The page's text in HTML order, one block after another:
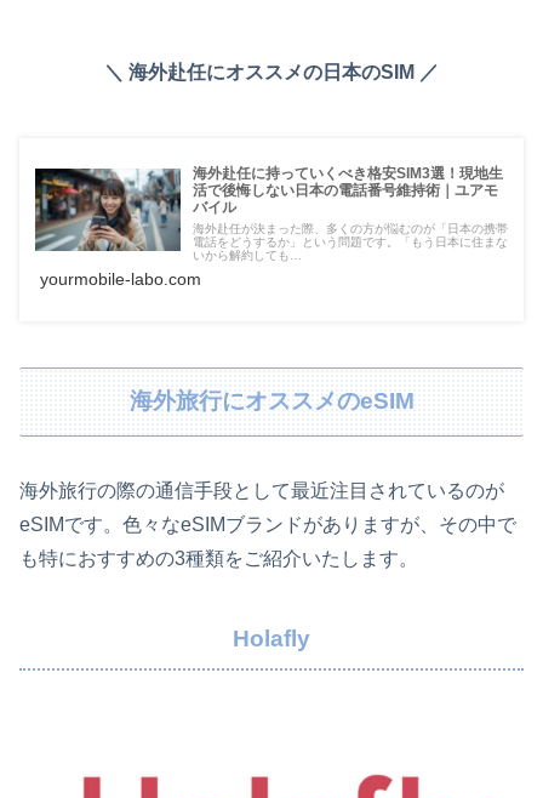
＼ 海外赴任にオススメの日本のSIM ／
海外赴任に持っていくべき格安SIM3選！現地生
活で後悔しない日本の電話番号維持術｜ユアモ
バイル
海外赴任が決まった際、多くの方が悩むのが「日本の携帯
電話をどうするか」という問題です。「もう日本に住まな
いから解約しても…
yourmobile-labo.com
海外旅行にオススメのeSIM
海外旅行の際の通信手段として最近注目されているのが
eSIMです。色々なeSIMブランドがありますが、その中で
も特におすすめの3種類をご紹介いたします。
Holafly